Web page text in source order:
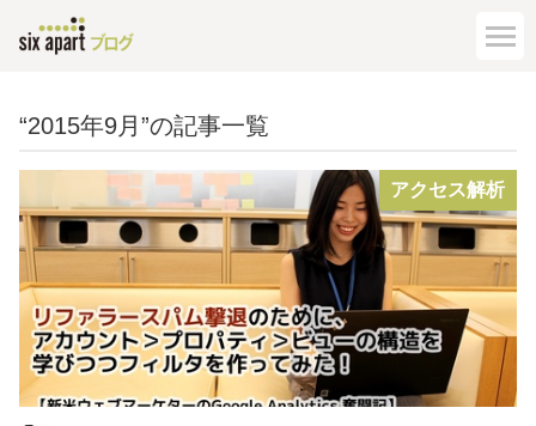
“2015年9月”の記事一覧
アクセス解析